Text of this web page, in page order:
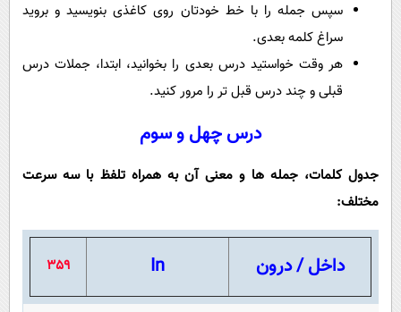
سپس جمله را با خط خودتان روی کاغذی بنویسید و بروید
سراغ کلمه بعدی.
هر وقت خواستید درس بعدی را بخوانید، ابتدا، جملات درس
قبلی و چند درس قبل تر را مرور کنید.
درس چهل و سوم
جدول کلمات، جمله ها و معنی آن به همراه تلفظ با سه سرعت
مختلف:
داخل / درون In
359